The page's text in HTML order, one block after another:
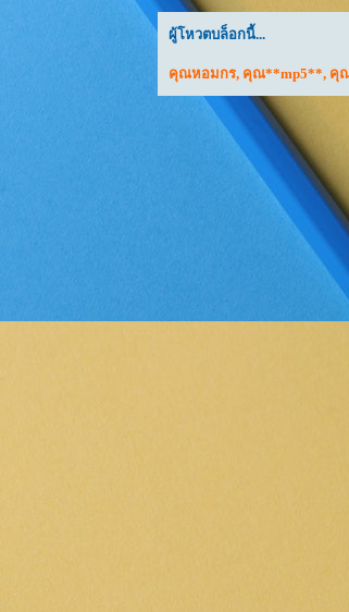
ผู้โหวตบล็อกนี้...
คุณหอมกร, คุณ**mp5**, คุ